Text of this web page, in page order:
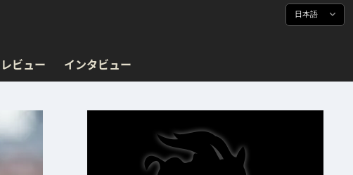
日本語
レビュー インタビュー